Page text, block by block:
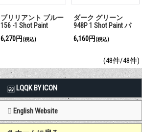
ブリリアント ブルー
156 -1 Shot Paint
237ml
6,270円 (税込)
ダーク グリーン
948P 1 Shot Paint パ
ールカラー 237ml
6,160円 (税込)
(48件/48件)
LQQK BY ICON
English Website